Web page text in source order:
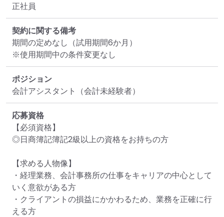
正社員
契約に関する備考
期間の定めなし（試用期間6か月）
※使用期間中の条件変更なし
ポジション
会計アシスタント（会計未経験者）
応募資格
【必須資格】
◎日商簿記簿記2級以上の資格をお持ちの方
【求める人物像】
・経理業務、会計事務所の仕事をキャリアの中心として
いく意欲がある方
・クライアントの損益にかかわるため、業務を正確に行
える方